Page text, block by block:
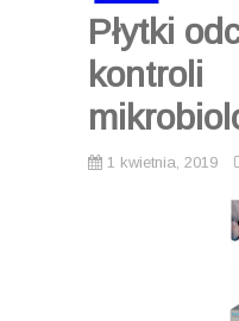
Płytki
kontroli
1 kwietnia, 2019